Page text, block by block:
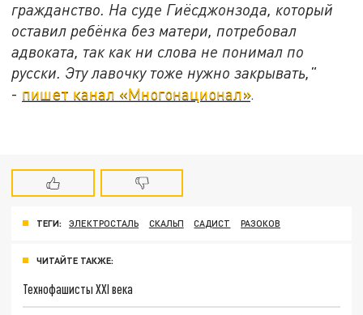
гражданство. На суде Гиёсджонзода, который
оставил ребёнка без матери, потребовал
адвоката, так как ни слова не понимал по
русски. Эту лавочку тоже нужно закрывать,"
- пишет канал «Многонационал».
ТЕГИ: ЭЛЕКТРОСТАЛЬ СКАЛЬП САДИСТ РАЗОКОВ
ЧИТАЙТЕ ТАКЖЕ:
Технофашисты XXI века